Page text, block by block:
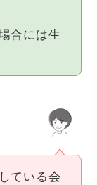
合には生
ている会